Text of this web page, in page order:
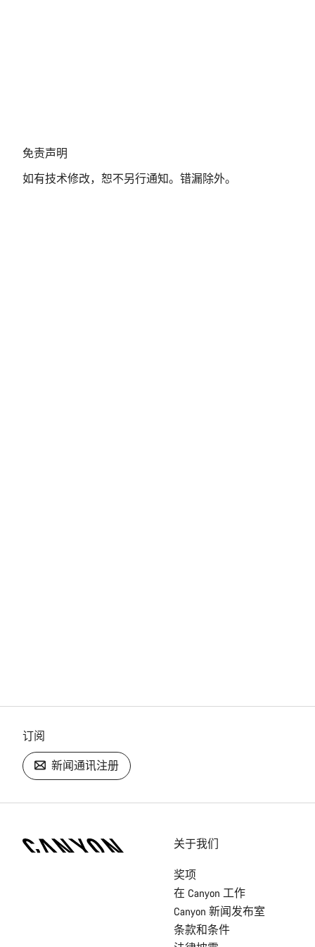
免
声
免责声明
如有技术修改，恕不另行通知。错漏除外。
订阅
新闻通讯注册
关于我们
奖项
在 Canyon 工作
Canyon 新闻发布室
条款和条件